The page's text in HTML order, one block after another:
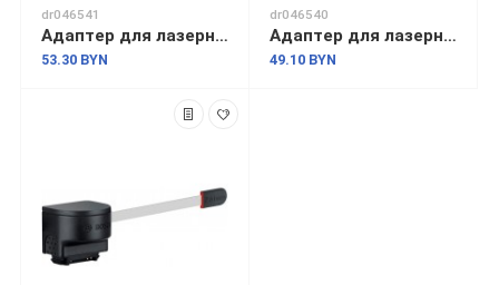
dr046541
Адаптер для лазерного дальномера Bosch Zamo III 1.608.M00.C21 (уровень)
53.30 BYN
dr046540
Адаптер для лазерного дальномера Bosch Zamo III 1.608.M00.C23 (колесо)
49.10 BYN